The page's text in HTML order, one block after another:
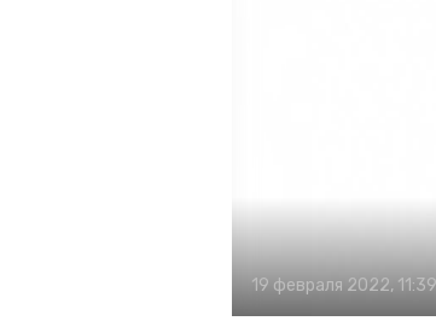
19 февраля 2022, 11:39